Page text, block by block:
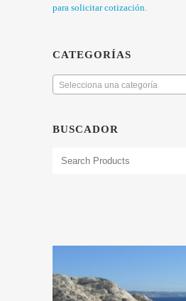
para solicitar cotización.
CATEGORÍAS
Selecciona una categoría
BUSCADOR